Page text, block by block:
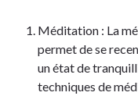
Méditation : La
permet de se
un état de
techniques de